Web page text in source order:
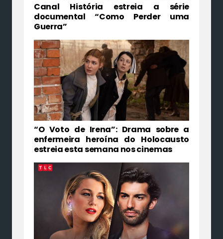
Canal História estreia a série
documental “Como Perder uma
Guerra”
“O Voto de Irena”: Drama sobre a
enfermeira heroína do Holocausto
estreia esta semana nos cinemas